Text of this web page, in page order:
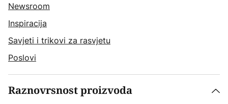
Newsroom
Inspiracija
Savjeti i trikovi za rasvjetu
Poslovi
Raznovrsnost proizvoda